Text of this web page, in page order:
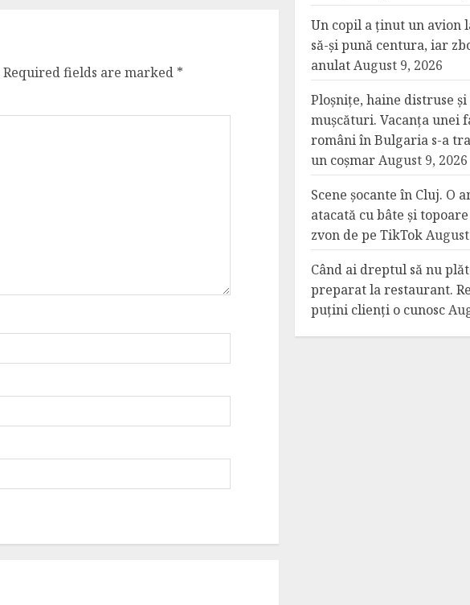
Required fields are marked *
Un copil a ținut un avion
să-și pună centura, iar
anulatAugust 9, 2026
Ploșnițe, haine distruse și
mușcături. Vacanța unei
români în Bulgaria s-a
un coșmarAugust 9, 2026
Scene șocante în Cluj. O
atacată cu bâte și
zvon de pe TikTok
Când ai dreptul să nu
preparat la restaurant.
puțini clienți o cunosc